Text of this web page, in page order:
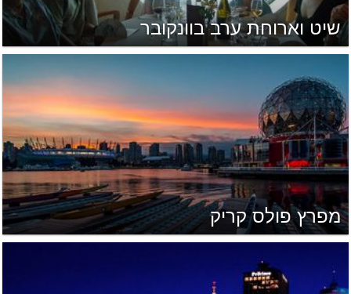
שיט וארוחת ערב בוונקובר
מפרץ פולס קריק